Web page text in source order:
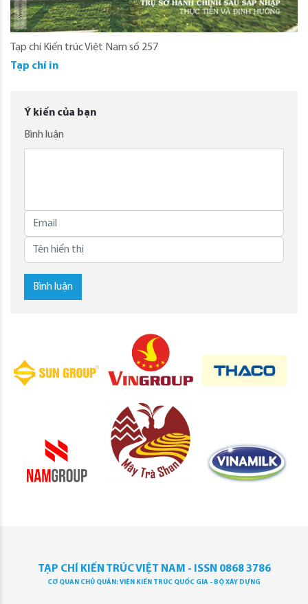
Tạp chí Kiến trúc Việt Nam số 257
Tạp chí in
Ý kiến của bạn
Bình luận
Bình luận
TẠP CHÍ KIẾN TRÚC VIỆT NAM - ISSN 0868 3786
CƠ QUAN CHỦ QUẢN: VIỆN KIẾN TRÚC QUỐC GIA - BỘ XÂY DỰNG